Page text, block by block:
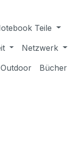
Teile
Netzwerk
Outdoor Bücher